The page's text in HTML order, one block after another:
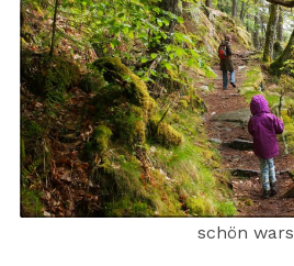
schön wars